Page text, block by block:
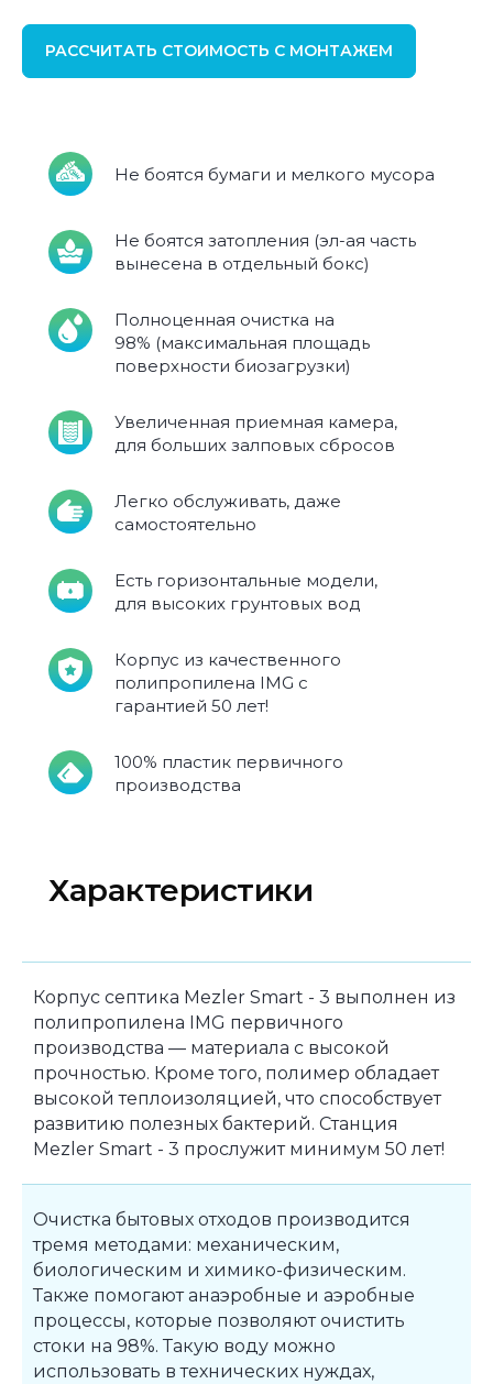
РАССЧИТАТЬ СТОИМОСТЬ С МОНТАЖЕМ
Не боятся бумаги и мелкого мусора
Не боятся затопления (эл-ая часть
вынесена в отдельный бокс)
Полноценная очистка на
98% (максимальная площадь
поверхности биозагрузки)
Увеличенная приемная камера,
для больших залповых сбросов
Легко обслуживать, даже
самостоятельно
Есть горизонтальные модели,
для высоких грунтовых вод
Корпус из качественного
полипропилена IMG с
гарантией 50 лет!
100% пластик первичного
производства
Характеристики
Корпус септика Mezler Smart - 3 выполнен из
полипропилена IMG первичного
производства — материала с высокой
прочностью. Кроме того, полимер обладает
высокой теплоизоляцией, что способствует
развитию полезных бактерий. Станция
Mezler Smart - 3 прослужит минимум 50 лет!
Очистка бытовых отходов производится
тремя методами: механическим,
биологическим и химико-физическим.
Также помогают анаэробные и аэробные
процессы, которые позволяют очистить
стоки на 98%. Такую воду можно
использовать в технических нуждах,